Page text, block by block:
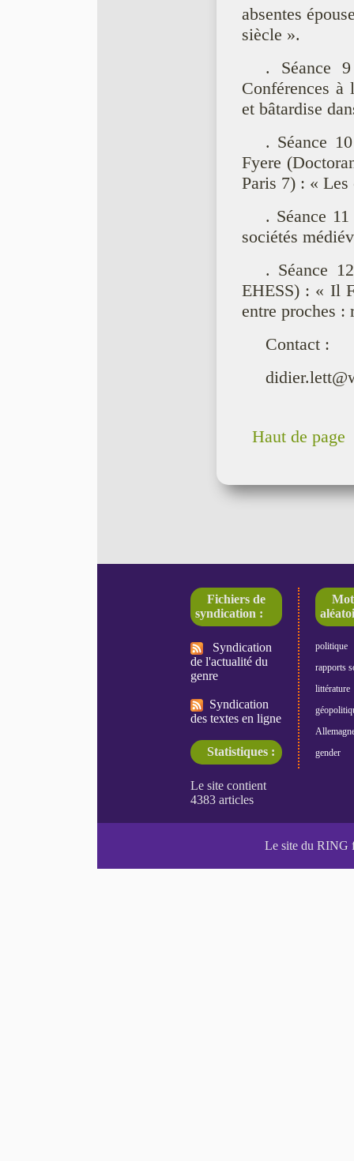
absentes
siècle ».
. Séance
Conférences
et bâtardise
. Séance
Fyere
Paris 7) : « Les
. Séance
sociétés
. Séance
EHESS) : « Il
entre proches :
Contact :
Haut de page
Fichiers de
syndication :
Syndication
de l'actualité du
genre
Syndication
des textes en ligne
Statistiques :
politique
rapports
littérature
gender
Le site du RING